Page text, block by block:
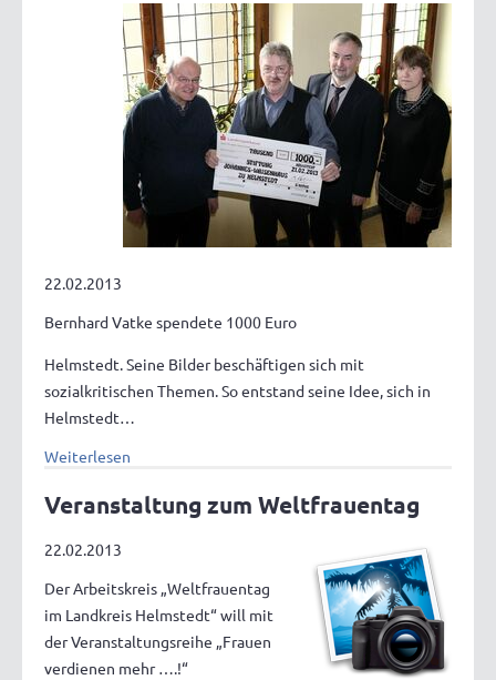
22.02.2013
Bernhard Vatke spendete 1000 Euro
Helmstedt. Seine Bilder beschäftigen sich mit
sozialkritischen Themen. So entstand seine Idee, sich in
Helmstedt…
Weiterlesen
Veranstaltung zum Weltfrauentag
22.02.2013
Der Arbeitskreis „Weltfrauentag
im Landkreis Helmstedt“ will mit
der Veranstaltungsreihe „Frauen
verdienen mehr ….!“